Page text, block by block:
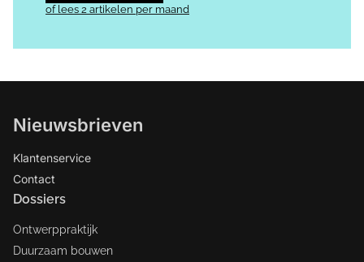
of lees 2 artikelen per maand
Nieuwsbrieven
Klantenservice
Contact
Dossiers
Ontwerppraktijk
Duurzaam bouwen